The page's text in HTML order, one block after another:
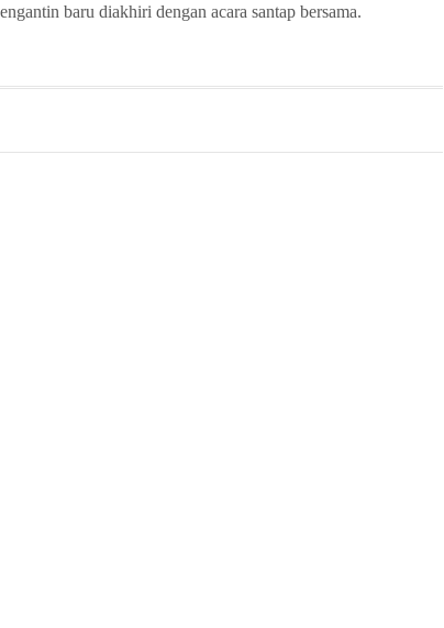
baru diakhiri dengan acara santap bersama.